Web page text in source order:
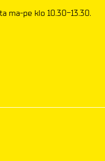
ma-pe klo 10.30-13.30.